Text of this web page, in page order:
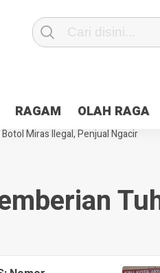
RAGAM OLAH RAGA
Kota Jayapura
Pesan Sejuk
Hibah Pilkada Jayapura Cair 10
Miras Ilegal, Penjual Ngacir